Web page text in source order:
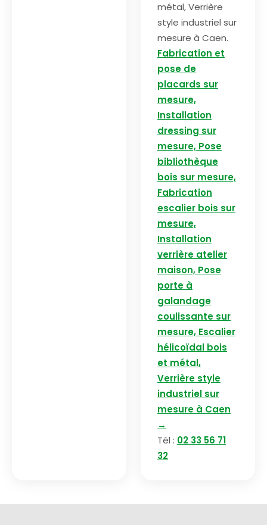
métal, Verrière
style industriel sur
mesure à Caen.
Fabrication et
pose de
placards sur
mesure,
Installation
dressing sur
mesure, Pose
bibliothèque
bois sur mesure,
Fabrication
escalier bois sur
mesure,
Installation
verrière atelier
maison, Pose
porte à
galandage
coulissante sur
mesure, Escalier
hélicoïdal bois
et métal,
Verrière style
industriel sur
mesure à Caen
→
Tél : 02 33 56 71
32